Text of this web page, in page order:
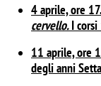
4 aprile, ore
cervello.I
11 aprile, ore
degli anni